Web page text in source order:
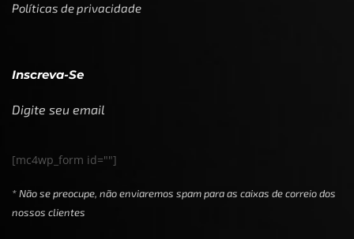
Políticas de privacidade
Inscreva-Se
Digite seu email
[mc4wp_form id=""]
* Não se preocupe, não enviaremos spam para as caixas de correio dos
nossos clientes